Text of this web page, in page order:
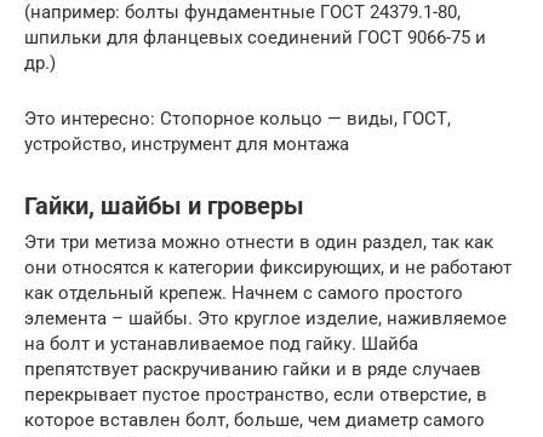
(например: болты фундаментные ГОСТ 24379.1-80,
шпильки для фланцевых соединений ГОСТ 9066-75 и
др.)
Это интересно: Стопорное кольцо — виды, ГОСТ,
устройство, инструмент для монтажа
Гайки, шайбы и гроверы
Эти три метиза можно отнести в один раздел, так как
они относятся к категории фиксирующих, и не работают
как отдельный крепеж. Начнем с самого простого
элемента – шайбы. Это круглое изделие, наживляемое
на болт и устанавливаемое под гайку. Шайба
препятствует раскручиванию гайки и в ряде случаев
перекрывает пустое пространство, если отверстие, в
которое вставлен болт, больше, чем диаметр самого